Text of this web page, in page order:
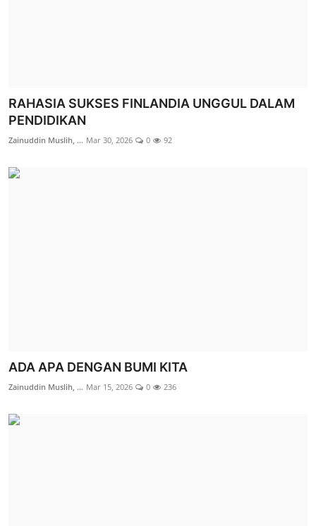
RAHASIA SUKSES FINLANDIA UNGGUL DALAM
PENDIDIKAN
Zainuddin Muslih, ... Mar 30, 2026 0 92
ADA APA DENGAN BUMI KITA
Zainuddin Muslih, ... Mar 15, 2026 0 236